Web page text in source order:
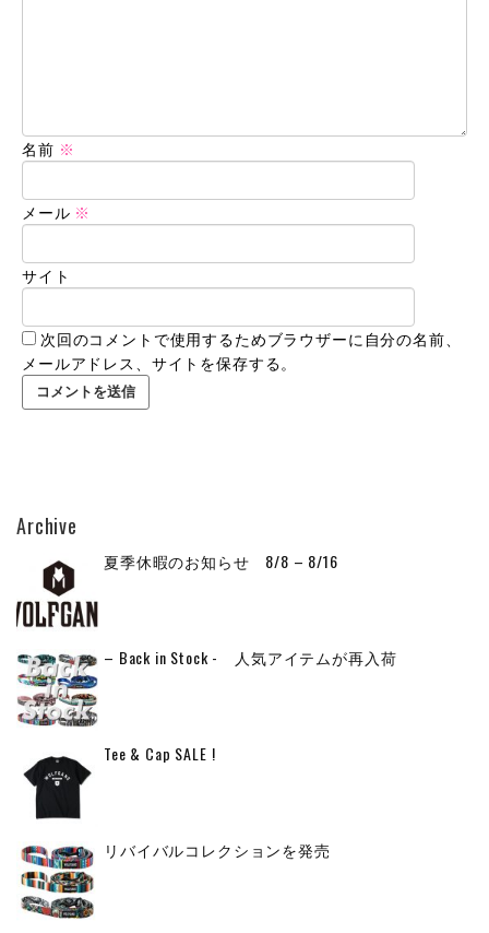
名前 ※
メール ※
サイト
次回のコメントで使用するためブラウザーに自分の名前、
メールアドレス、サイトを保存する。
Archive
夏季休暇のお知らせ 8/8 – 8/16
– Back in Stock - 人気アイテムが再入荷
Tee & Cap SALE !
リバイバルコレクションを発売